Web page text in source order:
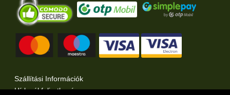
Szállítási Információk
Hírlevél feliratkozás